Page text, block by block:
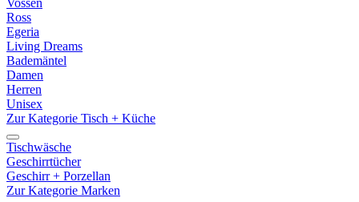
Vossen
Ross
Egeria
Living Dreams
Bademäntel
Damen
Herren
Unisex
Zur Kategorie Tisch + Küche
Tischwäsche
Geschirrtücher
Geschirr + Porzellan
Zur Kategorie Marken